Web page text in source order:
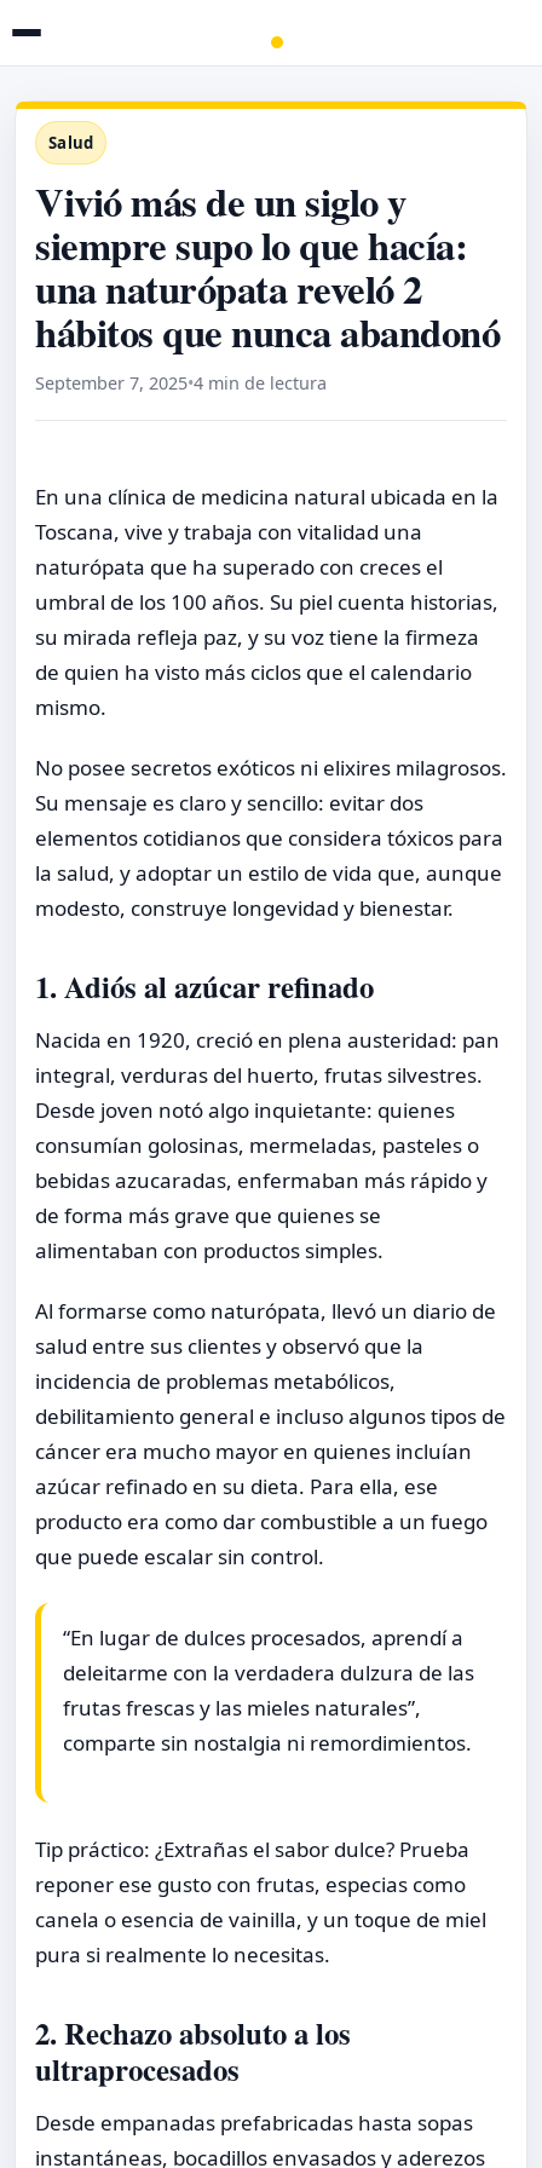
Salud
Vivió más de un siglo y
siempre supo lo que hacía:
una naturópata reveló 2
hábitos que nunca abandonó
September 7, 2025•4 min de lectura
En una clínica de medicina natural ubicada en la
Toscana, vive y trabaja con vitalidad una
naturópata que ha superado con creces el
umbral de los 100 años. Su piel cuenta historias,
su mirada refleja paz, y su voz tiene la firmeza
de quien ha visto más ciclos que el calendario
mismo.
No posee secretos exóticos ni elixires milagrosos.
Su mensaje es claro y sencillo: evitar dos
elementos cotidianos que considera tóxicos para
la salud, y adoptar un estilo de vida que, aunque
modesto, construye longevidad y bienestar.
1. Adiós al azúcar refinado
Nacida en 1920, creció en plena austeridad: pan
integral, verduras del huerto, frutas silvestres.
Desde joven notó algo inquietante: quienes
consumían golosinas, mermeladas, pasteles o
bebidas azucaradas, enfermaban más rápido y
de forma más grave que quienes se
alimentaban con productos simples.
Al formarse como naturópata, llevó un diario de
salud entre sus clientes y observó que la
incidencia de problemas metabólicos,
debilitamiento general e incluso algunos tipos de
cáncer era mucho mayor en quienes incluían
azúcar refinado en su dieta. Para ella, ese
producto era como dar combustible a un fuego
que puede escalar sin control.
“En lugar de dulces procesados, aprendí a
deleitarme con la verdadera dulzura de las
frutas frescas y las mieles naturales”,
comparte sin nostalgia ni remordimientos.
Tip práctico: ¿Extrañas el sabor dulce? Prueba
reponer ese gusto con frutas, especias como
canela o esencia de vainilla, y un toque de miel
pura si realmente lo necesitas.
2. Rechazo absoluto a los
ultraprocesados
Desde empanadas prefabricadas hasta sopas
instantáneas, bocadillos envasados y aderezos